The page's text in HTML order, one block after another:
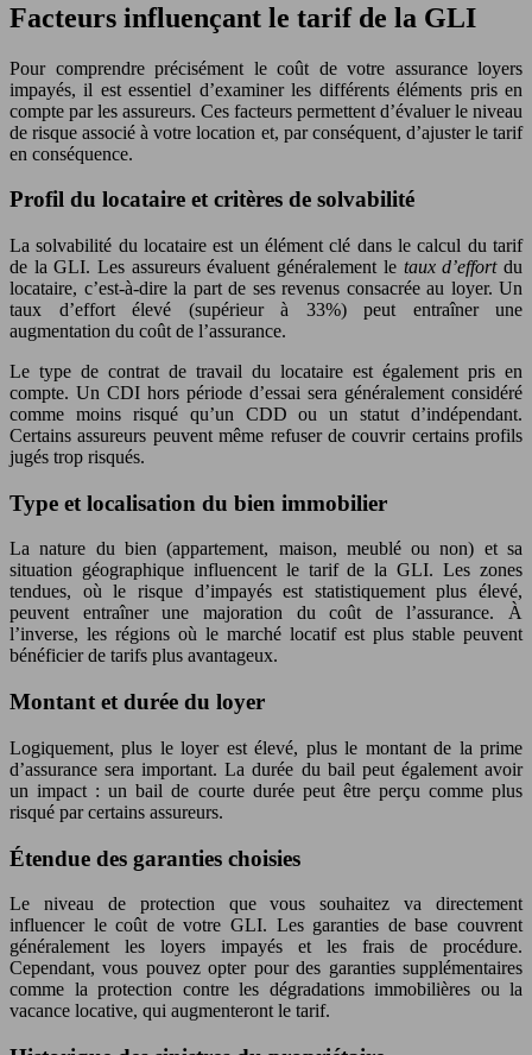
Facteurs influençant le tarif de la GLI
Pour comprendre précisément le coût de votre assurance loyers
impayés, il est essentiel d’examiner les différents éléments pris en
compte par les assureurs. Ces facteurs permettent d’évaluer le niveau
de risque associé à votre location et, par conséquent, d’ajuster le tarif
en conséquence.
Profil du locataire et critères de solvabilité
La solvabilité du locataire est un élément clé dans le calcul du tarif
de la GLI. Les assureurs évaluent généralement le taux d’effortdu
locataire, c’est-à-dire la part de ses revenus consacrée au loyer. Un
taux d’effort élevé (supérieur à 33%) peut entraîner une
augmentation du coût de l’assurance.
Le type de contrat de travail du locataire est également pris en
compte. Un CDI hors période d’essai sera généralement considéré
comme moins risqué qu’un CDD ou un statut d’indépendant.
Certains assureurs peuvent même refuser de couvrir certains profils
jugés trop risqués.
Type et localisation du bien immobilier
La nature du bien (appartement, maison, meublé ou non) et sa
situation géographique influencent le tarif de la GLI. Les zones
tendues, où le risque d’impayés est statistiquement plus élevé,
peuvent entraîner une majoration du coût de l’assurance. À
l’inverse, les régions où le marché locatif est plus stable peuvent
bénéficier de tarifs plus avantageux.
Montant et durée du loyer
Logiquement, plus le loyer est élevé, plus le montant de la prime
d’assurance sera important. La durée du bail peut également avoir
un impact : un bail de courte durée peut être perçu comme plus
risqué par certains assureurs.
Étendue des garanties choisies
Le niveau de protection que vous souhaitez va directement
influencer le coût de votre GLI. Les garanties de base couvrent
généralement les loyers impayés et les frais de procédure.
Cependant, vous pouvez opter pour des garanties supplémentaires
comme la protection contre les dégradations immobilières ou la
vacance locative, qui augmenteront le tarif.